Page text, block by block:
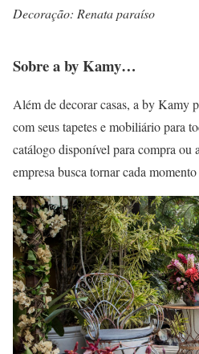
Decoração: Renata paraíso
Sobre a by Kamy…
Além de decorar casas, a by Kamy
com seus tapetes e mobiliário para
catálogo disponível para compra ou
empresa busca tornar cada